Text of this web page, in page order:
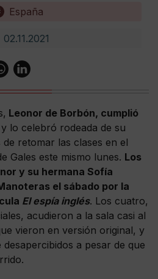
España
02.11.2021
Leonor de Borbón, cumplió
y lo celebró rodeada de su
retomar las clases en el
Gales este mismo lunes. Los
y su hermana Sofía
el sábado por la
El espía inglés. Los cuatro,
acudieron a la sala casi al
vieron en versión original, y
a pesar de que